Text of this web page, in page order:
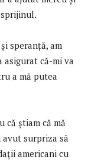
sprijinul.
speranță, am
asigurat că-mi va
a mă putea
că știam că mă
avut surpriza să
americani cu